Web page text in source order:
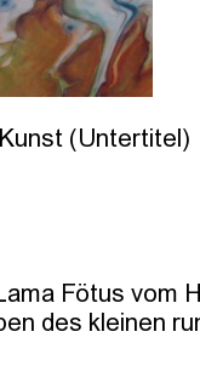
(Untertitel)
Fötus
des kleinen